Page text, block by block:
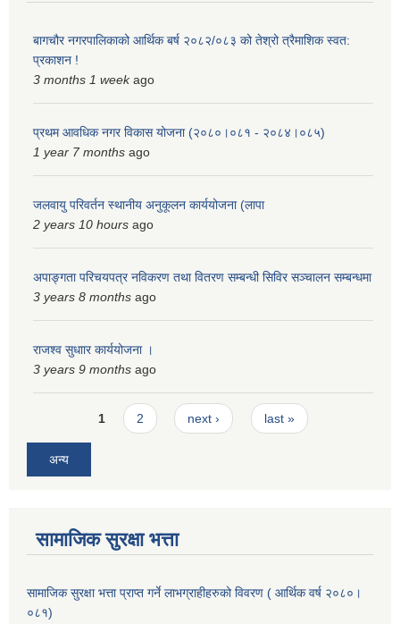
बागचौर नगरपालिकाको आर्थिक बर्ष २०८२/०८३ को तेश्रो त्रैमाशिक स्वत:
प्रकाशन !
3 months 1 weekago
प्रथम आवधिक नगर विकास योजना (२०८०।०८१ - २०८४।०८५)
1 year 7 months ago
जलवायु परिवर्तन स्थानीय अनुकूलन कार्ययोजना (लापा
2 years 10 hours ago
अपाङ्गता परिचयपत्र नविकरण तथा वितरण सम्बन्धी सिविर सञ्चालन सम्बन्धमा
3 years 8 months ago
राजश्व सुधाार कार्ययोजना ।
3 years 9 months ago
Pages1 2 next › last »
अन्य
सामाजिक सुरक्षा भत्ता
सामाजिक सुरक्षा भत्ता प्राप्त गर्ने लाभग्राहीहरुको विवरण ( आर्थिक वर्ष २०८०।
०८१)